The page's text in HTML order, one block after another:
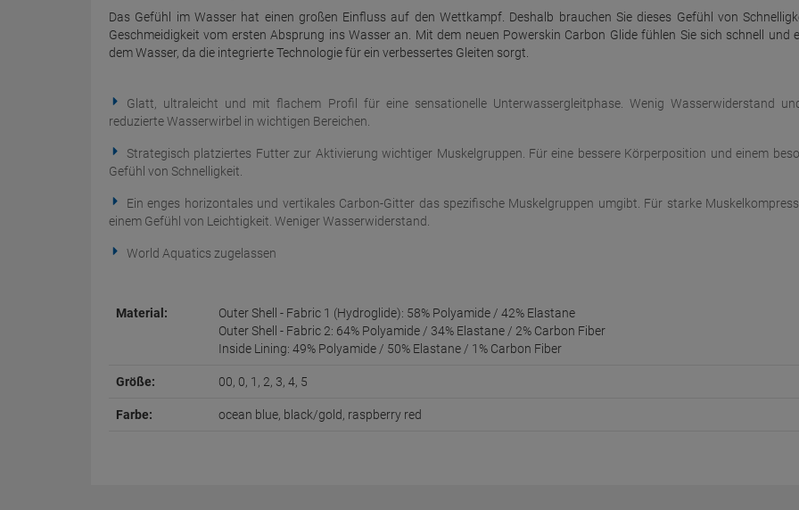
Das Gefühl im Wasser hat einen großen Einfluss auf den Wettkampf. Deshalb brauchen Sie dieses Gefühl von
Geschmeidigkeit vom ersten Absprung ins Wasser an. Mit dem neuen Powerskin Carbon Glide fühlen Sie sich schnell und
dem Wasser, da die integrierte Technologie für ein verbessertes Gleiten sorgt.
Glatt, ultraleicht und mit flachem Profil für eine sensationelle Unterwassergleitphase. Wenig Wasserwiderstand
reduzierte Wasserwirbel in wichtigen Bereichen.
Strategisch platziertes Futter zur Aktivierung wichtiger Muskelgruppen. Für eine bessere Körperposition und einem
Gefühl von Schnelligkeit.
Ein enges horizontales und vertikales Carbon-Gitter das spezifische Muskelgruppen umgibt. Für starke
einem Gefühl von Leichtigkeit. Weniger Wasserwiderstand.
World Aquatics zugelassen
Material:
Outer Shell - Fabric 1 (Hydroglide): 58% Polyamide / 42% Elastane
Outer Shell - Fabric 2: 64% Polyamide / 34% Elastane / 2% Carbon Fiber
Inside Lining: 49% Polyamide / 50% Elastane / 1% Carbon Fiber
Größe: 00, 0, 1, 2, 3, 4, 5
Farbe: ocean blue, black/gold, raspberry red